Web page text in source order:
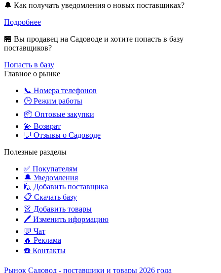
🔔 Как получать уведомления о новых поставщиках?
Подробнее
🏪 Вы продавец на Садоводе и хотите попасть в базу
поставщиков?
Попасть в базу
Главное о рынке
📞 Номера телефонов
🕒 Режим работы
📦 Оптовые закупки
💫 Возврат
💬 Отзывы о Садоводе
Полезные разделы
✅ Покупателям
🔔 Уведомления
🙋‍️ Добавить поставщика
📋 Скачать базу
👗 Добавить товары
🖊️ Изменить иформацию
💬 Чат
🔥 Реклама
☎️ Контакты
Рынок Садовод - поставщики и товары 2026 года